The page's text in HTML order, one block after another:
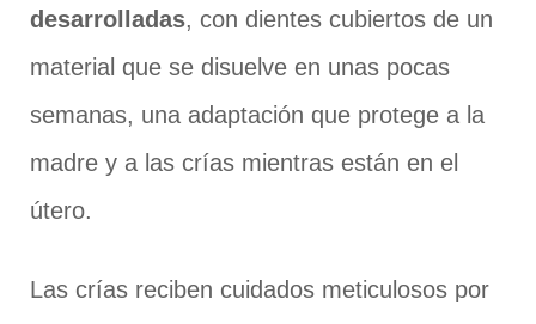
desarrolladas, con dientes cubiertos de un
material que se disuelve en unas pocas
semanas, una adaptación que protege a la
madre y a las crías mientras están en el
útero.
Las crías reciben cuidados meticulosos por